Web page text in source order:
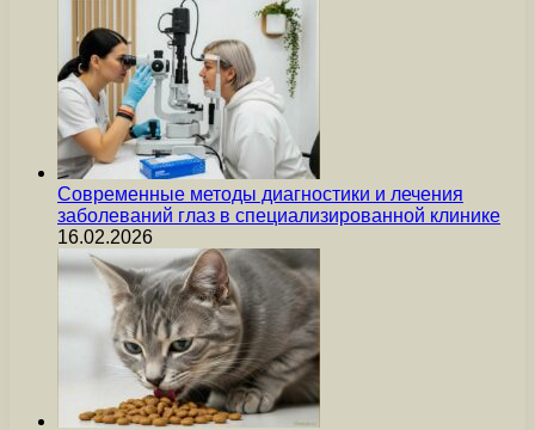
Современные методы диагностики и лечения
заболеваний глаз в специализированной клинике
16.02.2026